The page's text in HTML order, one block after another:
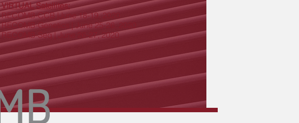
VIRTUAL Satellites:
RECOMB-CCB |June 18-19, 2020
RECOMB-Genetics | June 25-26, 2020
RECOMB-Seq | June 26-27, 2020